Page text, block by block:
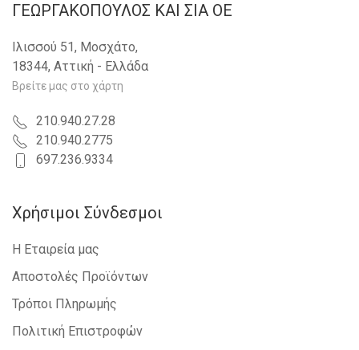
ΓΕΩΡΓΑΚΟΠΟΥΛΟΣ KAI ΣΙΑ OE
Ιλισσού 51, Μοσχάτο,
18344, Αττική - Ελλάδα
Βρείτε μας στο χάρτη
210.940.27.28
210.940.2775
697.236.9334
Χρήσιμοι Σύνδεσμοι
Η Εταιρεία μας
Αποστολές Προϊόντων
Τρόποι Πληρωμής
Πολιτική Επιστροφών